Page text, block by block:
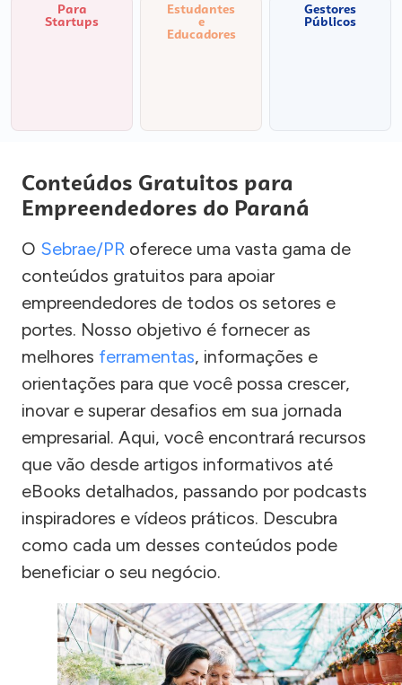
Para
Startups
Estudantes
e
Educadores
Gestores
Públicos
Conteúdos Gratuitos para
Empreendedores do Paraná
O Sebrae/PR oferece uma vasta gama de
conteúdos gratuitos para apoiar
empreendedores de todos os setores e
portes. Nosso objetivo é fornecer as
melhores ferramentas, informações e
orientações para que você possa crescer,
inovar e superar desafios em sua jornada
empresarial. Aqui, você encontrará recursos
que vão desde artigos informativos até
eBooks detalhados, passando por podcasts
inspiradores e vídeos práticos. Descubra
como cada um desses conteúdos pode
beneficiar o seu negócio.